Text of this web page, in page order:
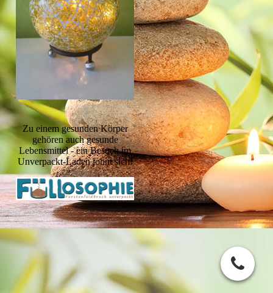
Zu einem gesunden Körper
gehören auch gesunde
Lebensmittel - ein Besuch im
Unverpackt-Laden lohnt sich!